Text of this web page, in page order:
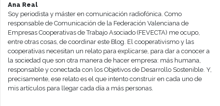
Ana Real
Soy periodista y máster en comunicación radiofónica. Como
responsable de Comunicación de la Federación Valenciana de
Empresas Cooperativas de Trabajo Asociado (FEVECTA) me ocupo,
entre otras cosas, de coordinar este Blog. El cooperativismo y las
cooperativas necesitan un relato para explicarse, para dar a conocer a
la sociedad que son otra manera de hacer empresa: más humana,
responsable y conectada con los Objetivos de Desarrollo Sostenible. Y,
precisamente, ese relato es el que intento construir en cada uno de
mis artículos para llegar cada día a más personas.